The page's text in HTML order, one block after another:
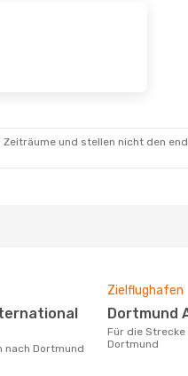
und stellen nicht den
nach Dortmund
Zielflughafen
Dortmund
Für die Strecke von Wien nach
Dortmund